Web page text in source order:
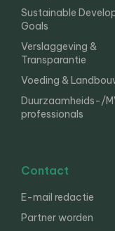
Sustainable
Goals
Verslaggeving &
Transparantie
Voeding &
Duurzaamheids-/
professionals
Contact
E-mail redactie
Partner worden